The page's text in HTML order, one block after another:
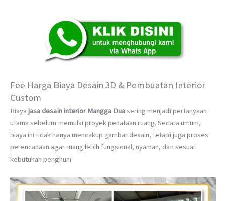
Fee Harga Biaya Desain 3D & Pembuatan Interior
Custom
Biaya jasa desain interior Mangga Duasering menjadi pertanyaan
utama sebelum memulai proyek penataan ruang. Secara umum,
biaya ini tidak hanya mencakup gambar desain, tetapi juga proses
perencanaan agar ruang lebih fungsional, nyaman, dan sesuai
kebutuhan penghuni.